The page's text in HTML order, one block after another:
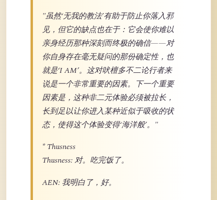
"虽然‘无我的教法’有助于防止你落入邪
见，但它的缺点也在于：它会使你难以
亲身经历那种深刻而终极的确信——对
你自身存在毫无疑问的那份确定性，也
就是‘I AM’。这对吠檀多不二论行者来
说是一个非常重要的因素。下一个重要
因素是，这种非二元体验必须被拉长，
长到足以让你进入某种近似于吸收的状
态，使得这个体验变得‘海洋般’。"
* Thusness
Thusness: 对。吃完饭了。
AEN: 我明白了，好。